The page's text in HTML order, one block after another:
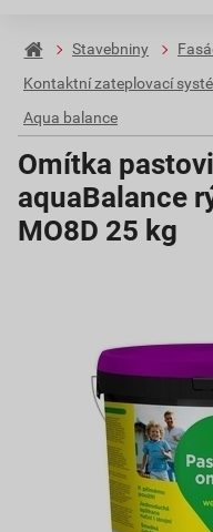
Stavebniny
Kontaktní zateplovací
Aqua balance
Omítka
aquaBalance
MO8D 25 kg